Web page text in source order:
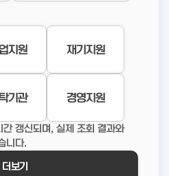
지원 재기지원
기관 경영지원
갱신되며, 실제 조회 결과와
니다.
더보기